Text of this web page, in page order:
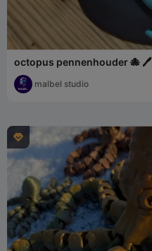
octopus pennenhouder 🐙 🖊️
malbel studio
